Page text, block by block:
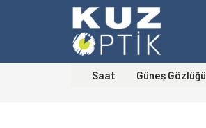
Saat Güneş Gözlüğü